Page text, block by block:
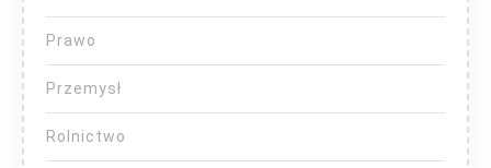
Prawo
Przemysł
Rolnictwo